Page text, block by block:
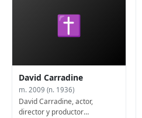
✝
David Carradine
m. 2009 (n. 1936)
David Carradine, actor,
director y productor